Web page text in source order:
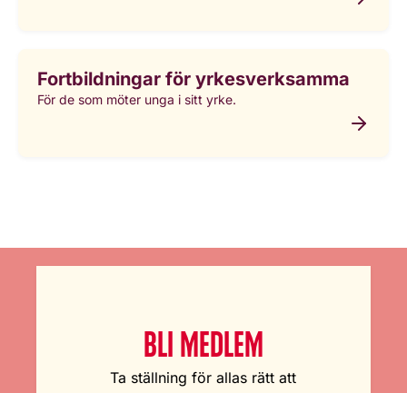
Fortbildningar för yrkesverksamma
För de som möter unga i sitt yrke.
BLI MEDLEM
Ta ställning för allas rätt att